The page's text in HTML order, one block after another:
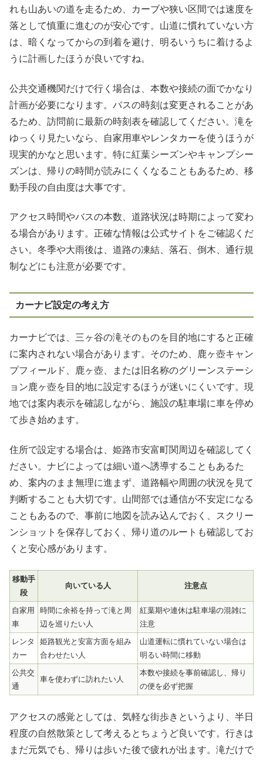
れも山あいの道を走るため、カーブや狭い区間では速度を
落として慎重に進むのが安心です。山道に慣れていない方
は、暗くなってからの到着を避け、明るいうちに着けるよ
うに計画したほうが良いですね。
公共交通機関だけで行く場合は、本数や接続の面でかなり
計画が必要になります。バスの時刻は変更されることがあ
るため、訪問前に最新の時刻表を確認してください。滝を
ゆっくり見たいなら、自家用車やレンタカーを使うほうが
現実的かなと思います。特に紅葉シーズンやキャンプシー
ズンは、帰りの時間が読みにくくなることもあるため、移
動手段の自由度は大事です。
アクセス時間やバスの本数、道路状況は時期によって変わ
る場合があります。正確な情報は公式サイトをご確認くだ
さい。冬季や大雨後は、道路の凍結、落石、倒木、通行規
制などにも注意が必要です。
カーナビ設定の考え方
カーナビでは、三ヶ谷の滝そのものを目的地にすると正確
に案内されない場合があります。そのため、鹿ヶ壺キャン
プフィールド、鹿ヶ壺、または旧名称のグリーンステーシ
ョン鹿ヶ壺を目的地に設定するほうが迷いにくいです。現
地では案内表示を確認しながら、施設の駐車場に車を停め
て歩き始めます。
住所で設定する場合は、姫路市安富町関周辺を確認してく
ださい。ナビによっては細い道へ誘導することもあるた
め、案内のまま無理に進まず、道路幅や周囲の状況を見て
判断することも大切です。山間部では通信が不安定になる
こともあるので、事前に地図を読み込んでおく、スクリー
ンショットを保存しておく、帰り道のルートも確認してお
くと安心感があります。
移動手
段
向いている人 注意点
自家用
車
時間に余裕を持って滝と周
辺を巡りたい人
紅葉期や連休は駐車場の混雑に
注意
レンタ
カー
姫路観光と安富方面を組み
合わせたい人
山道運転に慣れていない場合は
明るい時間に移動
公共交
通
車を使わずに訪れたい人
本数や接続を事前確認し、帰り
の便を必ず把握
アクセスの感覚としては、気軽な街歩きというより、半日
程度の自然散策として考えるとちょうど良いです。行きは
まだ元気でも、帰りは歩いた後で疲れが出ます。滝だけで